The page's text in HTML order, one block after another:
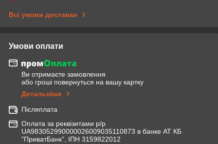
Всі умови доставки
Умови оплати
Ви отримаєте замовлення
або гроші повернуться на вашу картку
Детальніше
Післяплата
Оплата за реквізитами р/р
UA983052990000026009035110873 в банке АТ КБ
"ПриватБанк", ІПН 3159822012